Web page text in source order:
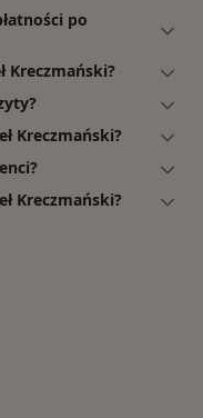
po
Kreczmański?
Kreczmański?
Kreczmański?